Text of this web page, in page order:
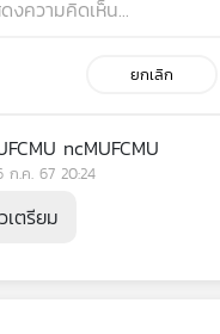
ยกเลิก
ncMUFCMU
ก.ค. 67 20:24
เตรียม